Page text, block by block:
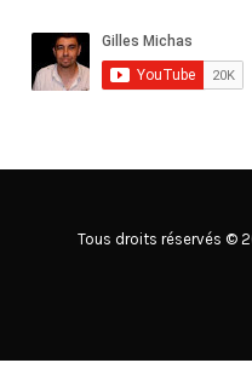
Tous droits réservés ©